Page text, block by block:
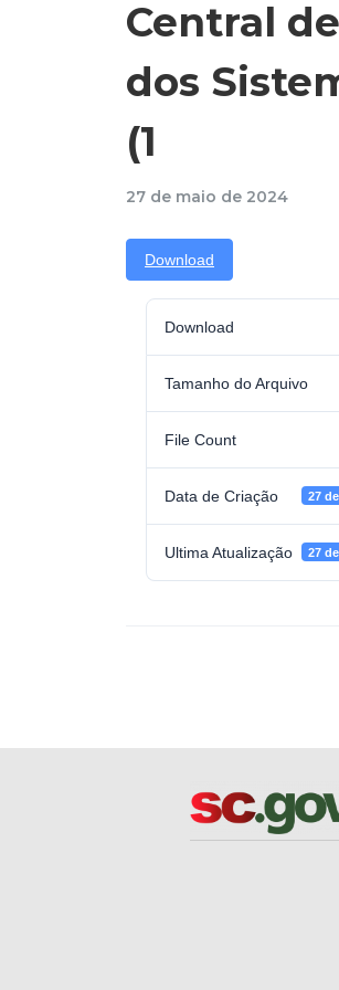
Central
dos
(1
27 de maio de 2024
Download
Download
Tamanho do Arquivo
File Count
Data de Criação 27
Ultima Atualização 27